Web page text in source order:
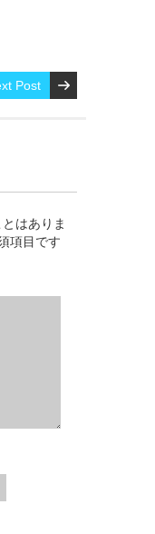
Post
はありま
項目です